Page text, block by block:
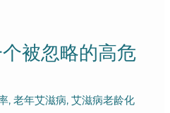
被忽略的高危
,老年艾滋病,艾滋病老龄化